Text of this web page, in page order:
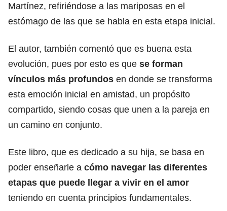
Martínez, refiriéndose a las mariposas en el
estómago de las que se habla en esta etapa inicial.
El autor, también comentó que es buena esta
evolución, pues por esto es que se forman
vínculos más profundos en donde se transforma
esta emoción inicial en amistad, un propósito
compartido, siendo cosas que unen a la pareja en
un camino en conjunto.
Este libro, que es dedicado a su hija, se basa en
poder enseñarle a cómo navegar las diferentes
etapas que puede llegar a vivir en el amor
teniendo en cuenta principios fundamentales.